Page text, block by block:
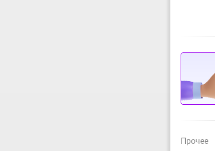
Прочее